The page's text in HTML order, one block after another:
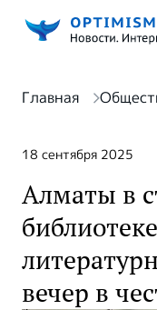
Главная
18 сентября 2025
Алматы в
вечер в